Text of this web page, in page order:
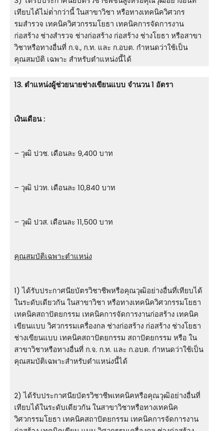
เทียบได้ไม่ต่ํากว่านี้ ในสาขาวิชา หรือทางเทคนิควิศวกร
รมสํารวจ เทคนิควิศวกรรมโยธา เทคนิคการจัดการงาน
ก่อสร้าง ช่างสํารวจ ช่างก่อสร้าง ก่อสร้าง ช่างโยธา หรือสาขา
วิชาหรือทางอื่นที่ ก.จ., ก.ท. และ ก.อบต. กําหนดว่าใช้เป็น
คุณสมบัติ เฉพาะ สําหรับตําแหน่งนี้ได้
13. ตําแหน่งผู้ช่วยนายช่างเขียนแบบ จำนวน 1 อัตรา
เงินเดือน :
– วุฒิ ปวช. เดือนละ 9,400 บาท
– วุฒิ ปวท. เดือนละ 10,840 บาท
– วุฒิ ปวส. เดือนละ 11,500 บาท
คุณสมบัติเฉพาะตำแหน่ง
1) ได้รับประกาศนียบัตรวิชาชีพหรือคุณวุฒิอย่างอื่นที่เทียบได้
ในระดับเดียวกัน ในสาขาวิชา หรือทางเทคนิควิศวกรรมโยธา
เทคนิคสถาปัตยกรรม เทคนิคการจัดการงานก่อสร้าง เทคนิค
เขียนแบบ วิศวกรรมเครื่องกล ช่างก่อสร้าง ก่อสร้าง ช่างโยธา
ช่างเขียนแบบ เทคนิคสถาปัตยกรรม สถาปัตยกรรม หรือ ใน
สาขาวิชาหรือทางอื่นที่ ก.จ. ก.ท. และ ก.อบต. กําหนดว่าใช้เป็น
คุณสมบัติเฉพาะสําหรับตําแหน่งนี้ได้
2) ได้รับประกาศนียบัตรวิชาชีพเทคนิคหรือคุณวุฒิอย่างอื่นที่
เทียบได้ในระดับเดียวกัน ในสาขาวิชาหรือทางเทคนิค
วิศวกรรมโยธา เทคนิคสถาปัตยกรรม เทคนิคการจัดการงาน